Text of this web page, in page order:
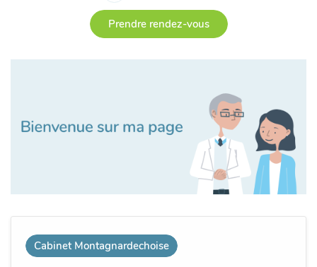
Prendre rendez-vous
Cabinet Montagnardechoise